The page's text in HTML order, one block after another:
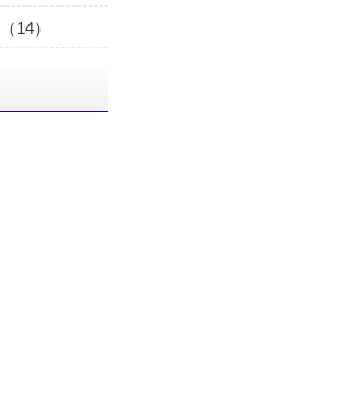
（14）